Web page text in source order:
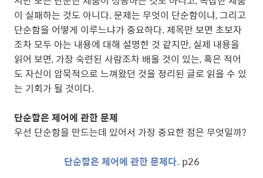
이 실패하는 것도 아니다. 문제는 무엇이 단순함이냐, 그리고
단순함을 어떻게 이루느냐가 중요하다. 제목만 보면 초보자
조차 모두 아는 내용에 대해 설명한 것 같지만, 실제 내용을
읽어 보면, 가장 숙련된 사람조차 배울 것이 있는, 혹은 적어
도 자신이 암묵적으로 느껴왔던 것을 정리된 글로 읽을 수 있
는 기회가 될 것이다.
단순함은 제어에 관한 문제
우선 단순함을 만드는데 있어서 가장 중요한 점은 무엇일까?
단순함은 제어에 관한 문제다. p26